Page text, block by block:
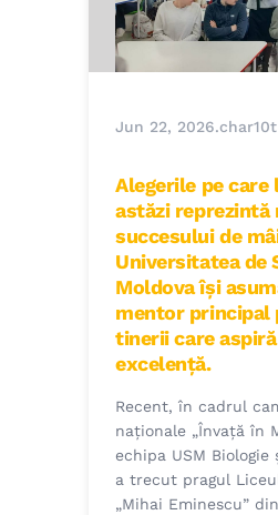
Jun 22, 2026.char10t
Alegerile pe care
astăzi reprezintă
succesului de
Universitatea de
Moldova își
mentor principal
tinerii care
excelență.
Recent, în cadrul
naționale „Învață în
echipa USM Biologie
a trecut pragul
„Mihai Eminescu”